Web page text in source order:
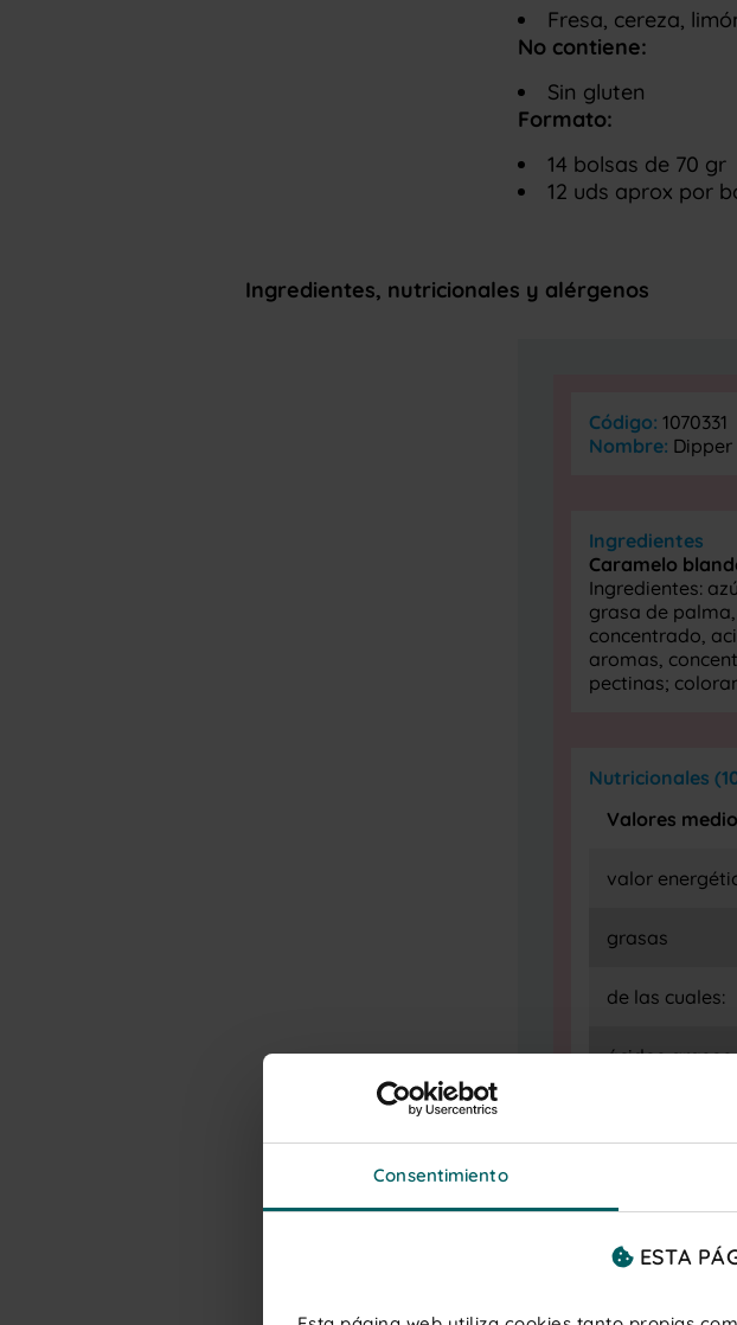
Consentimiento
ESTA
Fresa, cereza,
No contiene:
Sin gluten
Formato:
14 bolsas de 70 gr
12 uds aprox por
Ingredientes, nutricionales y alérgenos
Código: 1070331
Nombre: Dipper
Ingredientes
Caramelo
Ingredientes:
grasa de
concentrado,
aromas,
pectinas;
Nutricionales
Valores
valor
grasas
de las cuales:
ácidos